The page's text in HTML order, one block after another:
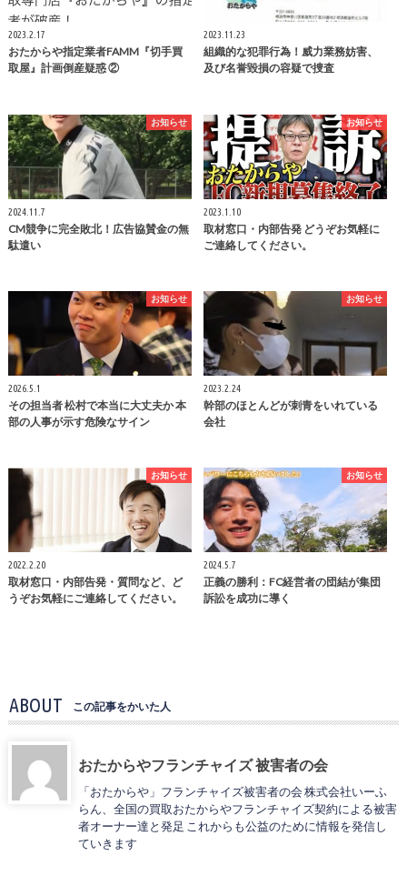
2023.2.17
おたからや指定業者FAMM『切手買
取屋』計画倒産疑惑 ②
2023.11.23
組織的な犯罪行為！威力業務妨害、
及び名誉毀損の容疑で捜査
お知らせ
2024.11.7
CM競争に完全敗北！広告協賛金の無
駄遣い
お知らせ
2023.1.10
取材窓口・内部告発 どうぞお気軽に
ご連絡してください。
お知らせ
2026.5.1
その担当者 松村で本当に大丈夫か 本
部の人事が示す危険なサイン
お知らせ
2023.2.24
幹部のほとんどが刺青をいれている
会社
お知らせ
2022.2.20
取材窓口・内部告発・質問など、ど
うぞお気軽にご連絡してください。
お知らせ
2024.5.7
正義の勝利：FC経営者の団結が集団
訴訟を成功に導く
ABOUT この記事をかいた人
おたからやフランチャイズ 被害者の会
「おたからや」フランチャイズ被害者の会 株式会社いーふ
らん、全国の買取おたからやフランチャイズ契約による被害
者オーナー達と発足 これからも公益のために情報を発信し
ていきます